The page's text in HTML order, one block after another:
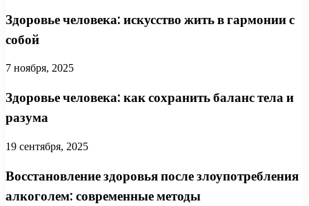
Здоровье человека: искусство жить в гармонии с
собой
7 ноября, 2025
Здоровье человека: как сохранить баланс тела и
разума
19 сентября, 2025
Восстановление здоровья после злоупотребления
алкоголем: современные методы